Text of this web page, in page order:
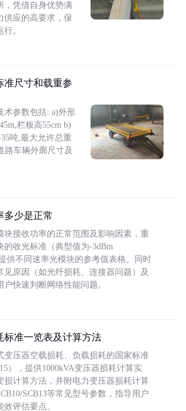
，凭借自身优势满
供应的高要求，保
。
准尺寸和载重参
术参数包括: a)外形
栏板高55cm b)
吨,最大允许总重
路车辆外廓尺寸及
多少是正常
块接收功率的正常范围及影响因素，重
的收光标准（典型值为-3dBm
供不同速率光模块的参考值表格。同时
见原因（如光纤损耗、连接器问题）及
快速判断网络性能问题。
标准一览表及计算方法
变压器空载损耗、负载损耗的国家标准
），提供1000kVA变压器损耗计算实
损计算方法，并附电力变压器损耗计算
SCB13等常见型号参数，指导用户
评估要点。